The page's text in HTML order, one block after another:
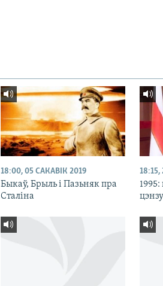
18:00, 05 САКАВІК 2019
Быкаў, Брыль і Пазьняк пра
Сталіна